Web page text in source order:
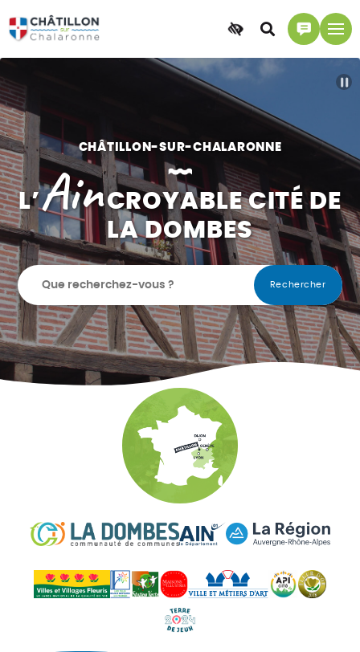
Accessibilité
Accéder
à
la
Accéder
à
CHÂTILLON-SUR-CHALARONNE
L’AinCROYABLE CITÉ DE
LA DOMBES